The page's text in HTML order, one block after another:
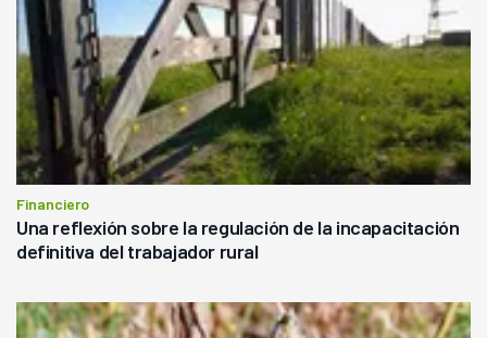
Financiero
Una reflexión sobre la regulación de la incapacitación
definitiva del trabajador rural